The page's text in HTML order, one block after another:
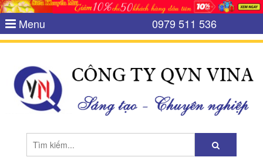
Menu 0979 511 536